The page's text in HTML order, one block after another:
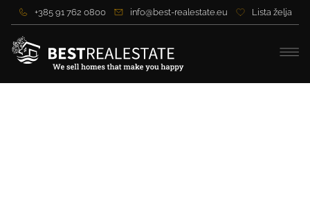
+385 91 762 0800 info@best-realestate.eu Lista želja